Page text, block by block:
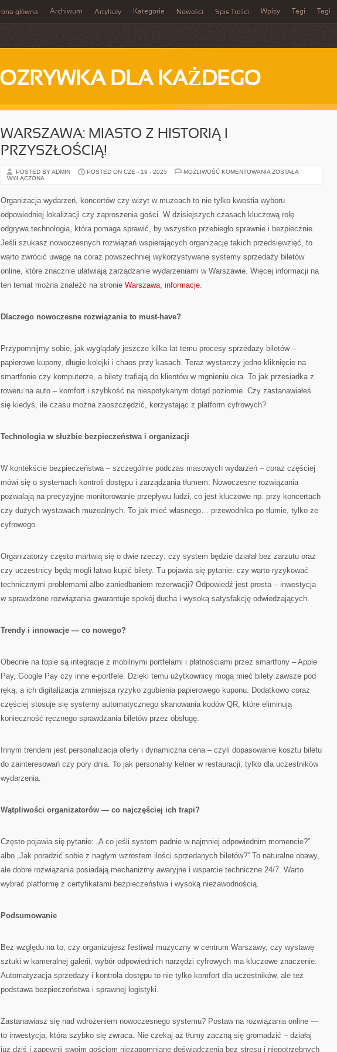
główna Archiwum Artykuły Kategorie Nowości Spis Treści Wpisy Tagi Tagi
DLA KAŻDEGO
WARSZAWA: MIASTO Z HISTORIĄ I
PRZYSZŁOŚCIĄ!
POSTED BY ADMIN POSTED ON CZE - 19 - 2025 MOŻLIWOŚĆ KOMENTOWANIA WARSZAWA:
PRZYSZŁOŚCIĄ!
ZOSTAŁA
WYŁĄCZONA
Organizacja wydarzeń, koncertów czy wizyt w muzeach to nie tylko kwestia wyboru
odpowiedniej lokalizacji czy zaproszenia gości. W dzisiejszych czasach kluczową rolę
odgrywa technologia, która pomaga sprawić, by wszystko przebiegło sprawnie i bezpiecznie.
Jeśli szukasz nowoczesnych rozwiązań wspierających organizację takich przedsięwzięć, to
warto zwrócić uwagę na coraz powszechniej wykorzystywane systemy sprzedaży biletów
online, które znacznie ułatwiają zarządzanie wydarzeniami w Warszawie. Więcej informacji na
ten temat można znaleźć na stronie Warszawa, informacje.
Dlaczego nowoczesne rozwiązania to must-have?
Przypomnijmy sobie, jak wyglądały jeszcze kilka lat temu procesy sprzedaży biletów –
papierowe kupony, długie kolejki i chaos przy kasach. Teraz wystarczy jedno kliknięcie na
smartfonie czy komputerze, a bilety trafiają do klientów w mgnieniu oka. To jak przesiadka z
roweru na auto – komfort i szybkość na niespotykanym dotąd poziomie. Czy zastanawiałeś
się kiedyś, ile czasu można zaoszczędzić, korzystając z platform cyfrowych?
Technologia w służbie bezpieczeństwa i organizacji
W kontekście bezpieczeństwa – szczególnie podczas masowych wydarzeń – coraz częściej
mówi się o systemach kontroli dostępu i zarządzania tłumem. Nowoczesne rozwiązania
pozwalają na precyzyjne monitorowanie przepływu ludzi, co jest kluczowe np. przy koncertach
czy dużych wystawach muzealnych. To jak mieć własnego… przewodnika po tłumie, tylko że
cyfrowego.
Organizatorzy często martwią się o dwie rzeczy: czy system będzie działał bez zarzutu oraz
czy uczestnicy będą mogli łatwo kupić bilety. Tu pojawia się pytanie: czy warto ryzykować
technicznymi problemami albo zaniedbaniem rezerwacji? Odpowiedź jest prosta – inwestycja
w sprawdzone rozwiązania gwarantuje spokój ducha i wysoką satysfakcję odwiedzających.
Trendy i innowacje — co nowego?
Obecnie na topie są integracje z mobilnymi portfelami i płatnościami przez smartfony – Apple
Pay, Google Pay czy inne e-portfele. Dzięki temu użytkownicy mogą mieć bilety zawsze pod
ręką, a ich digitalizacja zmniejsza ryzyko zgubienia papierowego kuponu. Dodatkowo coraz
częściej stosuje się systemy automatycznego skanowania kodów QR, które eliminują
konieczność ręcznego sprawdzania biletów przez obsługę.
Innym trendem jest personalizacja oferty i dynamiczna cena – czyli dopasowanie kosztu biletu
do zainteresowań czy pory dnia. To jak personalny kelner w restauracji, tylko dla uczestników
wydarzenia.
Wątpliwości organizatorów — co najczęściej ich trapi?
Często pojawia się pytanie: „A co jeśli system padnie w najmniej odpowiednim momencie?”
albo „Jak poradzić sobie z nagłym wzrostem ilości sprzedanych biletów?” To naturalne obawy,
ale dobre rozwiązania posiadają mechanizmy awaryjne i wsparcie techniczne 24/7. Warto
wybrać platformę z certyfikatami bezpieczeństwa i wysoką niezawodnością.
Podsumowanie
Bez względu na to, czy organizujesz festiwal muzyczny w centrum Warszawy, czy wystawę
sztuki w kameralnej galerii, wybór odpowiednich narzędzi cyfrowych ma kluczowe znaczenie.
Automatyzacja sprzedaży i kontrola dostępu to nie tylko komfort dla uczestników, ale też
podstawa bezpieczeństwa i sprawnej logistyki.
Zastanawiasz się nad wdrożeniem nowoczesnego systemu? Postaw na rozwiązania online —
to inwestycja, która szybko się zwraca. Nie czekaj aż tłumy zaczną się gromadzić – działaj
już dziś i zapewnij swoim gościom niezapomniane doświadczenia bez stresu i niepotrzebnych